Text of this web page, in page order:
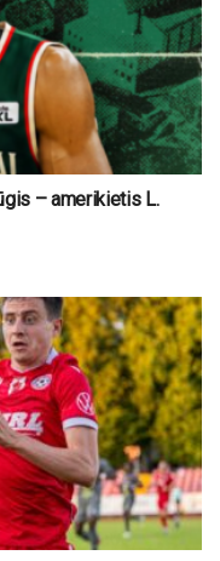
– amerikietis L.